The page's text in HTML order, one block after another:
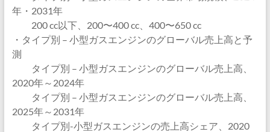
年・2031年
200 cc以下、200〜400 cc、400〜650 cc
・タイプ別 – 小型ガスエンジンのグローバル売上高と予
測
タイプ別 – 小型ガスエンジンのグローバル売上高、
2020年～2024年
タイプ別 – 小型ガスエンジンのグローバル売上高、
2025年～2031年
タイプ別-小型ガスエンジンの売上高シェア、2020